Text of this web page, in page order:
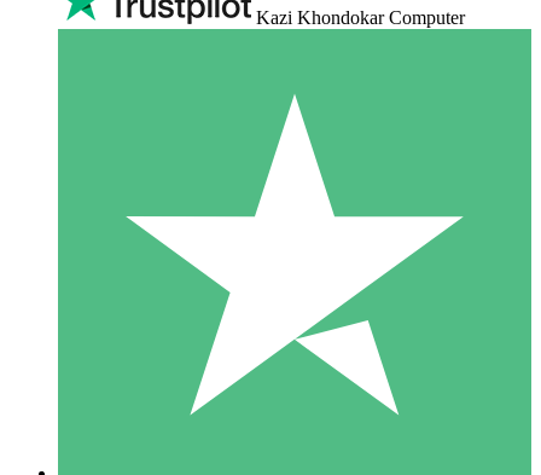
Kazi Khondokar Computer